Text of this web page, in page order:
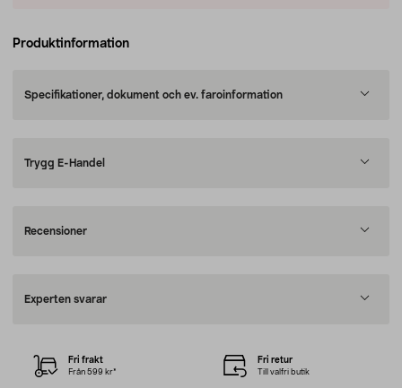
Produktinformation
Specifikationer, dokument och ev. faroinformation
Trygg E-Handel
Recensioner
Experten svarar
Fri frakt
Från 599 kr*
Fri retur
Till valfri butik